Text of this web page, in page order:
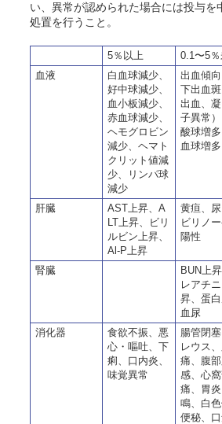
い、異常が認められた場合には投与を
処置を行うこと。
5％以上 0.1〜5
血液
白血球減少、
好中球減少、
血小板減少、
赤血球減少、
ヘモグロビン
減少、ヘマト
クリット値減
少、リンパ球
減少
出血傾
下出血
出血、
子異常
酸球増
血球増多
肝臓
AST上昇、A
LT上昇、ビリ
ルビン上昇、
Al-P上昇
黄疸、
ビリノ
陽性
腎臓
BUN上
レアチ
昇、蛋白
血尿
消化器
食欲不振、悪
心・嘔吐、下
痢、口内炎、
味覚異常
腸管閉
レウス
痛、腹
感、心
痛、胃
鳴、白色
便秘、口